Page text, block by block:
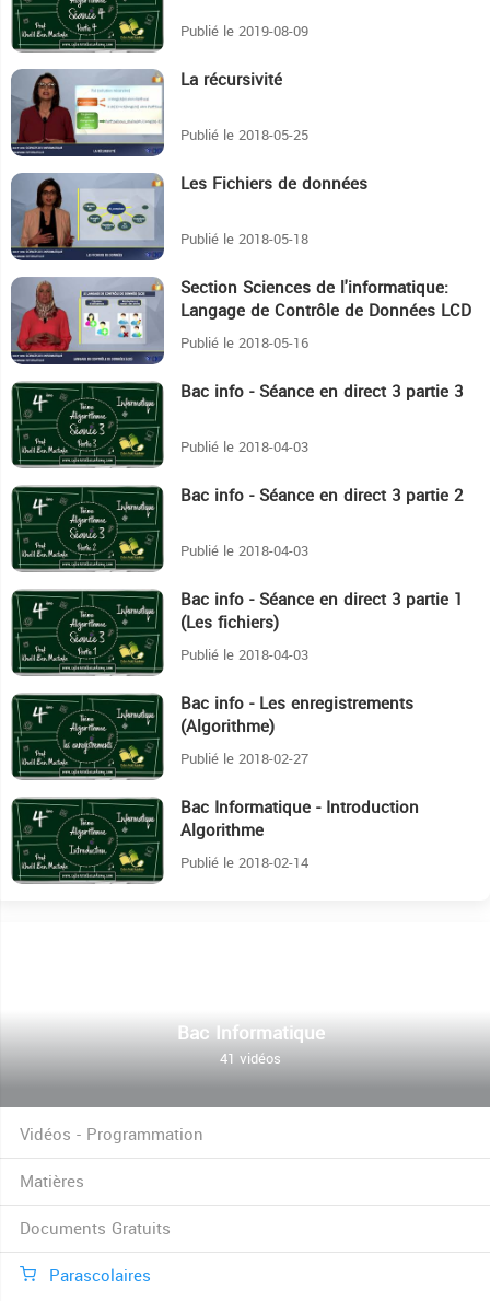
Publié le 2019-08-09
12:50 La récursivité
Publié le 2018-05-25
14:52 Les Fichiers de données
Publié le 2018-05-18
7:49 Section Sciences de l'informatique:
Langage de Contrôle de Données LCD
Publié le 2018-05-16
44:7 Bac info - Séance en direct 3 partie 3
Publié le 2018-04-03
31:55 Bac info - Séance en direct 3 partie 2
Publié le 2018-04-03
25:53 Bac info - Séance en direct 3 partie 1
(Les fichiers)
Publié le 2018-04-03
1H14:17 Bac info - Les enregistrements
(Algorithme)
Publié le 2018-02-27
37:15 Bac Informatique - Introduction
Algorithme
Publié le 2018-02-14
Bac Informatique
41 vidéos
Vidéos - Programmation
Matières
Documents Gratuits
Parascolaires